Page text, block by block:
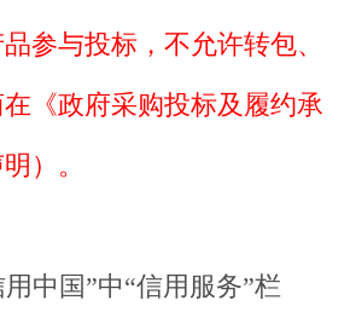
参与投标，不允许转包、
《政府采购投标及履约承
）。
中国”中“信用服务”栏